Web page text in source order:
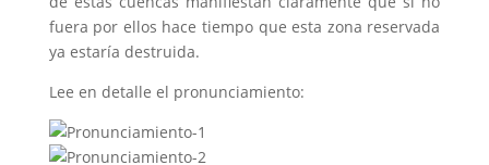
fuera por ellos hace tiempo que esta zona reservada
ya estaría destruida.
Lee en detalle el pronunciamiento: